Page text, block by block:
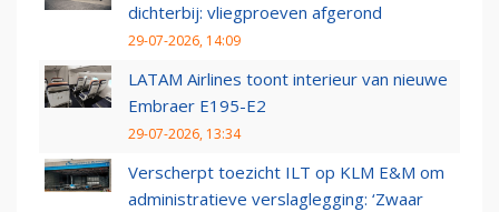
dichterbij: vliegproeven afgerond
29-07-2026, 14:09
LATAM Airlines toont interieur van nieuwe
Embraer E195-E2
29-07-2026, 13:34
Verscherpt toezicht ILT op KLM E&M om
administratieve verslaglegging: ‘Zwaar